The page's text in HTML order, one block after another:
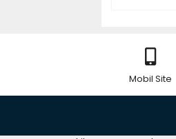
Mobil Site